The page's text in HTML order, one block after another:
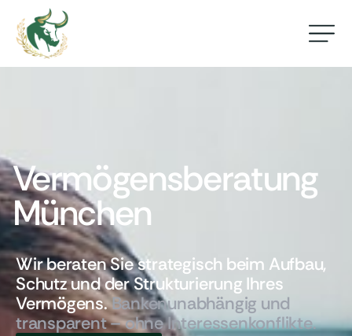
WirberatenSiestrategisch beim Aufbau,
SchutzundderStrukturierung Ihres
Vermögens.Bankenunabhängig und
transparent–ohneInteressenkonflikte.
Vermögensberatung
München